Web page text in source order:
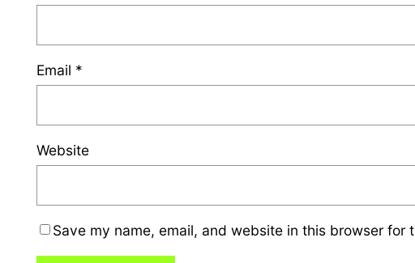
Email *
Website
Save my name, email, and website in this browser for